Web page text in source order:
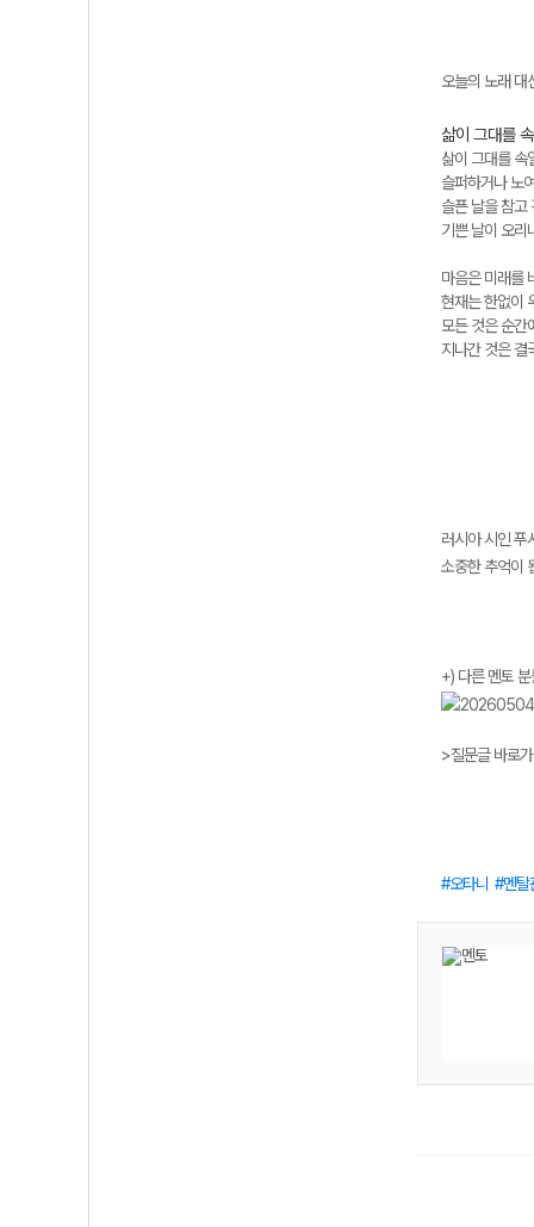
오늘의 노래 대
삶이 그대를
삶이 그대를 속
슬퍼하거나 노
슬픈 날을 참고
기쁜 날이 오리
마음은 미래를
현재는 한없이
모든 것은 순간
지나간 것은 결
러시아 시인 푸
소중한 추억이
+) 다른 멘토
>질문글 바로
오타니 멘탈